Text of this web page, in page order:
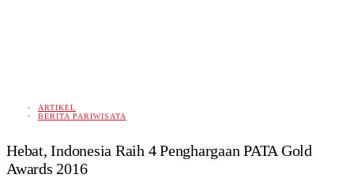
ARTIKEL
BERITA PARIWISATA
Hebat, Indonesia Raih 4 Penghargaan PATA Gold
Awards 2016